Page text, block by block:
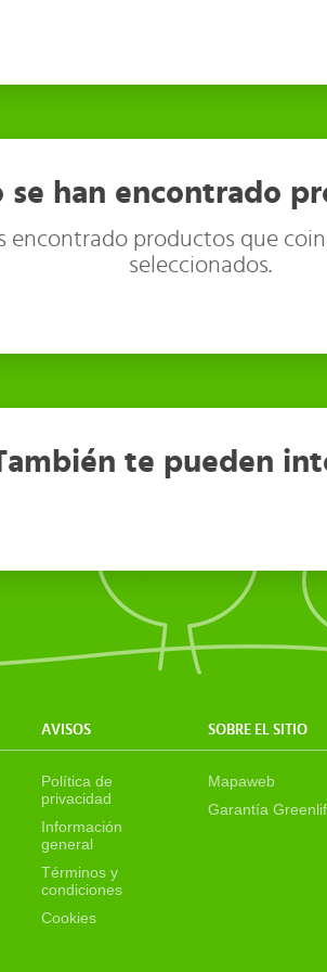
se han encontrado
encontrado productos que
seleccionados.
te pueden
AVISOS SOBRE EL SITIO
Política de
privacidad
Información
general
Términos y
condiciones
Cookies
Mapaweb
Garantía